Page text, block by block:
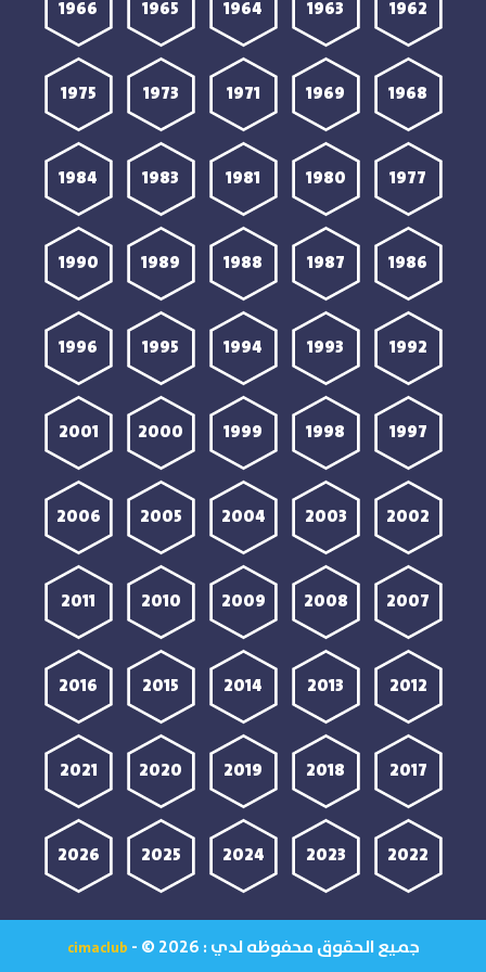
1962
1963
1964
1965
1966
1968
1969
1971
1973
1975
1977
1980
1981
1983
1984
1986
1987
1988
1989
1990
1992
1993
1994
1995
1996
1997
1998
1999
2000
2001
2002
2003
2004
2005
2006
2007
2008
2009
2010
2011
2012
2013
2014
2015
2016
2017
2018
2019
2020
2021
2022
2023
2024
2025
2026
جميع الحقوق محفوظه لدي : cimaclub - © 2026